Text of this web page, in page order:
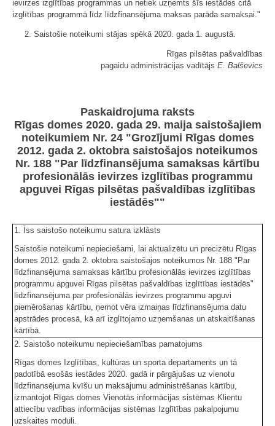
ievirzes izglītības programmas un netiek uzņemts šīs iestādes citā
izglītības programmā līdz līdzfinansējuma maksas parāda samaksai."
2. Saistošie noteikumi stājas spēkā 2020. gada 1. augustā.
Rīgas pilsētas pašvaldības
pagaidu administrācijas vadītājs E. Balševics
Paskaidrojuma raksts
Rīgas domes 2020. gada 29. maija saistošajiem
noteikumiem Nr. 24 "Grozījumi Rīgas domes
2012. gada 2. oktobra saistošajos noteikumos
Nr. 188 "Par līdzfinansējuma samaksas kārtību
profesionālās ievirzes izglītības programmu
apguvei Rīgas pilsētas pašvaldības izglītības
iestādēs""
1. Īss saistošo noteikumu satura izklāsts
Saistošie noteikumi nepieciešami, lai aktualizētu un precizētu Rīgas
domes 2012. gada 2. oktobra saistošajos noteikumos Nr. 188 "Par
līdzfinansējuma samaksas kārtību profesionālās ievirzes izglītības
programmu apguvei Rīgas pilsētas pašvaldības izglītības iestādēs"
līdzfinansējuma par profesionālās ievirzes programmu apguvi
piemērošanas kārtību, ņemot vēra izmaiņas līdzfinansējuma datu
apstrādes procesā, kā arī izglītojamo uzņemšanas un atskaitīšanas
kārtībā.
2. Saistošo noteikumu nepieciešamības pamatojums
Rīgas domes Izglītības, kultūras un sporta departaments un tā
padotībā esošās iestādes 2020. gadā ir pārgājušas uz vienotu
līdzfinansējuma kvīšu un maksājumu administrēšanas kārtību,
izmantojot Rīgas domes Vienotās informācijas sistēmas Klientu
attiecību vadības informācijas sistēmas Izglītības pakalpojumu
uzskaites moduli.